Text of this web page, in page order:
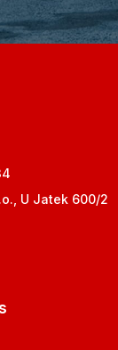
U Jatek 600/2